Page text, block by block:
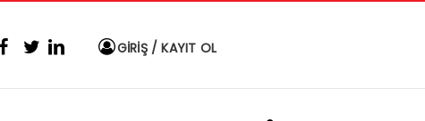
GİRİŞ / KAYIT OL